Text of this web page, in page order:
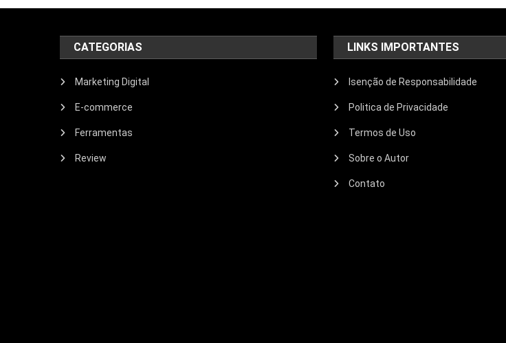
CATEGORIAS
Marketing Digital
E-commerce
Ferramentas
Review
LINKS IMPORTANTES
Isenção de Responsabilidade
Politica de Privacidade
Termos de Uso
Sobre o Autor
Contato